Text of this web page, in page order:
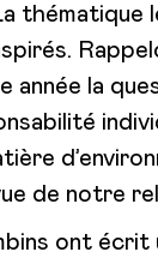
thématique
année la
de notre
ont écrit